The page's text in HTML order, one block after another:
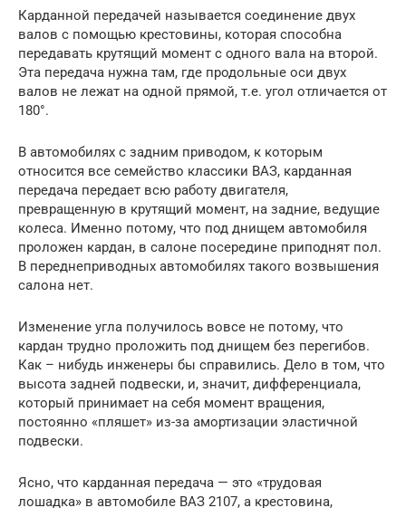
Карданной передачей называется соединение двух
валов с помощью крестовины, которая способна
передавать крутящий момент с одного вала на второй.
Эта передача нужна там, где продольные оси двух
валов не лежат на одной прямой, т.е. угол отличается от
180°.
В автомобилях с задним приводом, к которым
относится все семейство классики ВАЗ, карданная
передача передает всю работу двигателя,
превращенную в крутящий момент, на задние, ведущие
колеса. Именно потому, что под днищем автомобиля
проложен кардан, в салоне посередине приподнят пол.
В переднеприводных автомобилях такого возвышения
салона нет.
Изменение угла получилось вовсе не потому, что
кардан трудно проложить под днищем без перегибов.
Как – нибудь инженеры бы справились. Дело в том, что
высота задней подвески, и, значит, дифференциала,
который принимает на себя момент вращения,
постоянно «пляшет» из-за амортизации эластичной
подвески.
Ясно, что карданная передача — это «трудовая
лошадка» в автомобиле ВАЗ 2107, а крестовина,